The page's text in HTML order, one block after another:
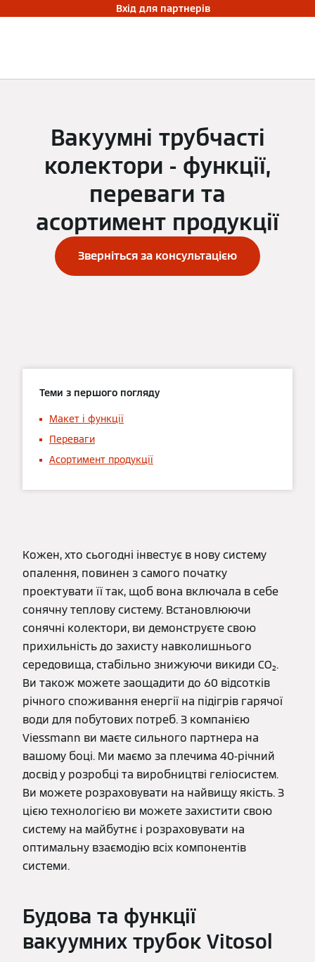
Вхід для партнерів
Вакуумні трубчасті
колектори - функції,
переваги та
асортимент продукції
Зверніться за консультацією
Теми з першого погляду
Макет і функції
Переваги
Асортимент продукції
Кожен, хто сьогодні інвестує в нову систему
опалення, повинен з самого початку
проектувати її так, щоб вона включала в себе
сонячну теплову систему. Встановлюючи
сонячні колектори, ви демонструєте свою
прихильність до захисту навколишнього
середовища, стабільно знижуючи викиди CO₂.
Ви також можете заощадити до 60 відсотків
річного споживання енергії на підігрів гарячої
води для побутових потреб. З компанією
Viessmann ви маєте сильного партнера на
вашому боці. Ми маємо за плечима 40-річний
досвід у розробці та виробництві геліосистем.
Ви можете розраховувати на найвищу якість. З
цією технологією ви можете захистити свою
систему на майбутнє і розраховувати на
оптимальну взаємодію всіх компонентів
системи.
Будова та функції
вакуумних трубок Vitosol